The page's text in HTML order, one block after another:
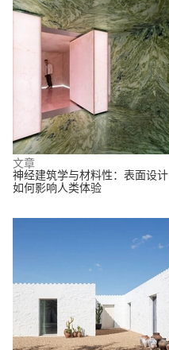
文章
神经建筑学与材料性：表面设计
如何影响人类体验